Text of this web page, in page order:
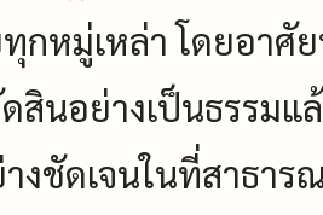
กหมู่เหล่า โดยอาศั
สินอย่างเป็นธรรมแ
งชัดเจนในที่สาธา